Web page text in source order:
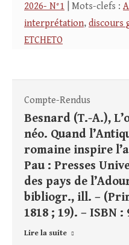
2026- N°1 | Mots-clefs :
interprétation, discours
ETCHETO
Compte-Rendus
Besnard (T.-A.),
néo. Quand
romaine inspire
Pau : Presses
des pays de
bibliogr., ill. –
1818 ; 19). – ISBN :
Lire la suite